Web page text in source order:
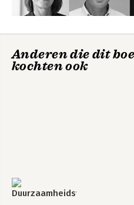
Anderen die dit
kochten ook